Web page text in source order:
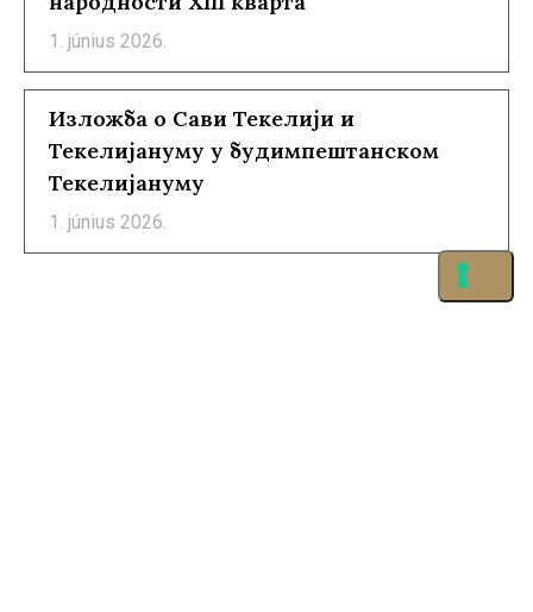
1. június 2026.
Изложба о Сави Текелији и
Текелијануму у будимпештанском
Текелијануму
1. június 2026.